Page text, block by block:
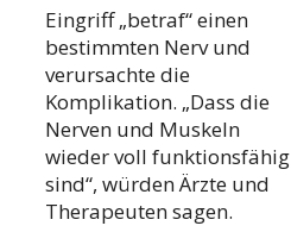
Eingriff „betraf“ einen
bestimmten Nerv und
verursachte die
Komplikation. „Dass die
Nerven und Muskeln
wieder voll funktionsfähig
sind“, würden Ärzte und
Therapeuten sagen.